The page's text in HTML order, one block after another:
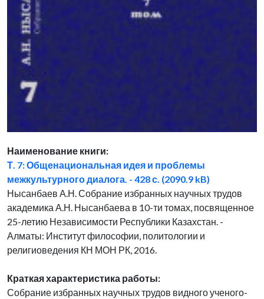
Наименование книги:
Т. 7: Общенациональная идея и проблемы
межкультурного диалога. - 428 с. (2090.9 kB)
Нысанбаев А.Н. Собрание избранных научных трудов
академика А.Н. Нысанбаева в 10-ти томах, посвященное
25-летию Независимости Республики Казахстан. -
Алматы: Институт философии, политологии и
религиоведения КН МОН РК, 2016.
Краткая характеристика работы:
Собрание избранных научных трудов видного ученого-